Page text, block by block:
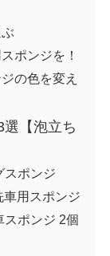
ポンジを！
の色を変え
【泡立ち
スポンジ
用スポンジ
スポンジ 2個